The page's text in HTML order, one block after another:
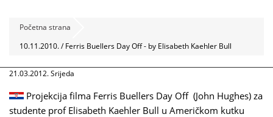
Početna strana
10.11.2010. / Ferris Buellers Day Off - by Elisabeth Kaehler Bull
21.03.2012. Srijeda
Projekcija filma Ferris Buellers Day Off (John Hughes) za
studente prof Elisabeth Kaehler Bull u Američkom kutku